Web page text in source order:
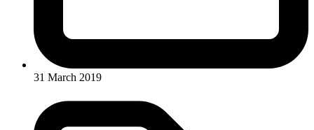
31 March 2019